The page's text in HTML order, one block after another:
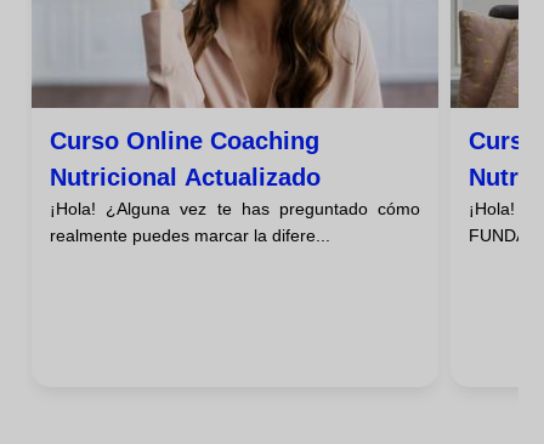
Curso Online Coaching
Nutricional Actualizado
¡Hola! ¿Alguna vez te has preguntado cómo
realmente puedes marcar la difere...
¡Hola!